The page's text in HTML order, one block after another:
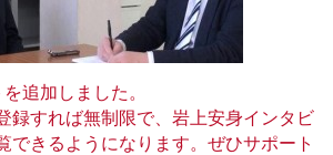
追加しました。
録すれば無制限で、岩上安身インタビ
できるようになります。ぜひサポート